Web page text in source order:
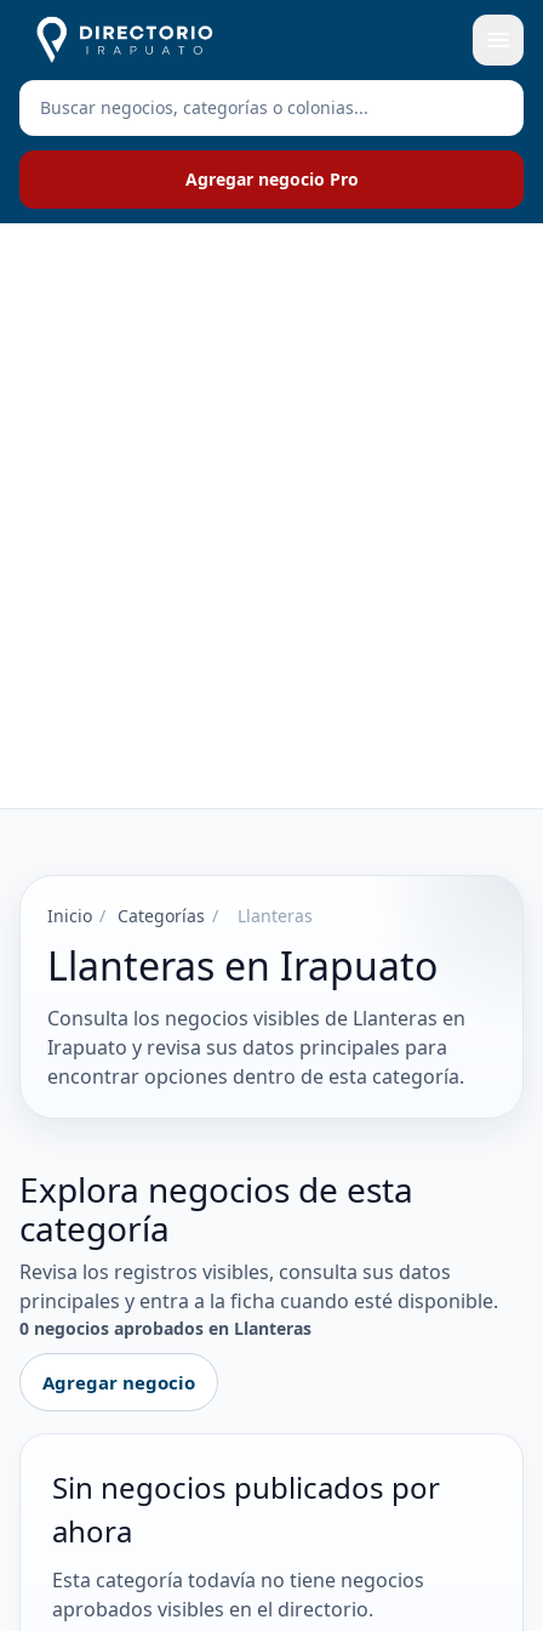
Agregar negocio Pro
Inicio / Categorías / Llanteras
Llanteras en Irapuato
Consulta los negocios visibles de Llanteras en
Irapuato y revisa sus datos principales para
encontrar opciones dentro de esta categoría.
Explora negocios de esta
categoría
Revisa los registros visibles, consulta sus datos
principales y entra a la ficha cuando esté disponible.
0 negocios aprobados en Llanteras
Agregar negocio
Sin negocios publicados por
ahora
Esta categoría todavía no tiene negocios
aprobados visibles en el directorio.